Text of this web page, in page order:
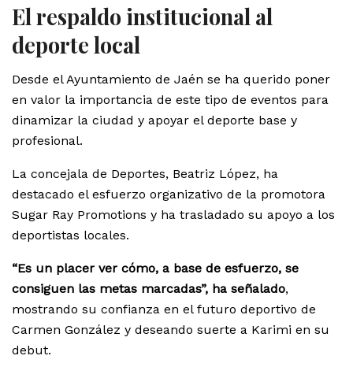
El respaldo institucional al
deporte local
Desde el Ayuntamiento de Jaén se ha querido poner
en valor la importancia de este tipo de eventos para
dinamizar la ciudad y apoyar el deporte base y
profesional.
La concejala de Deportes, Beatriz López, ha
destacado el esfuerzo organizativo de la promotora
Sugar Ray Promotions y ha trasladado su apoyo a los
deportistas locales.
“Es un placer ver cómo, a base de esfuerzo, se
consiguen las metas marcadas”, ha señalado,
mostrando su confianza en el futuro deportivo de
Carmen González y deseando suerte a Karimi en su
debut.